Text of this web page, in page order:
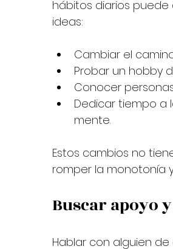
hábitos diarios puede
ideas:
Cambiar el
Probar un hobby
Conocer
Dedicar tiempo a
mente.
Estos cambios no
romper la monotonía
Buscar apoyo
Hablar con alguien